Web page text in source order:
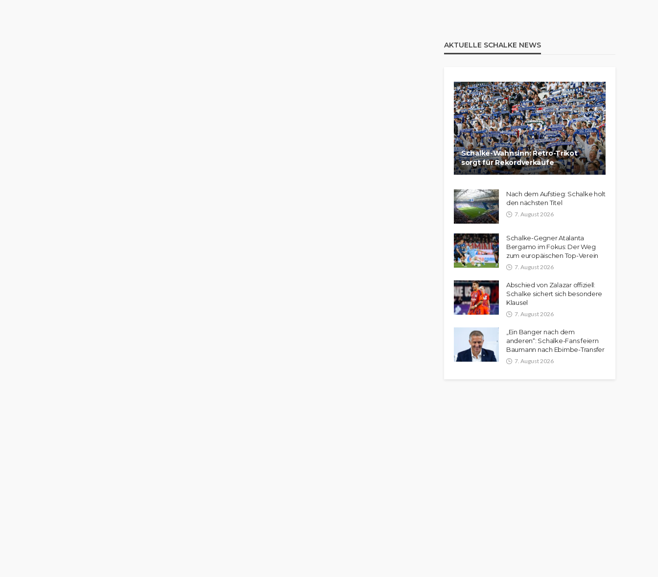
AKTUELLE SCHALKE NEWS
Schalke-Wahnsinn: Retro-Trikot
sorgt für Rekordverkäufe
Nach dem Aufstieg: Schalke holt
den nächsten Titel
7. August 2026
Schalke-Gegner Atalanta
Bergamo im Fokus: Der Weg
zum europäischen Top-Verein
7. August 2026
Abschied von Zalazar offiziell:
Schalke sichert sich besondere
Klausel
7. August 2026
„Ein Banger nach dem
anderen“: Schalke-Fans feiern
Baumann nach Ebimbe-Transfer
7. August 2026